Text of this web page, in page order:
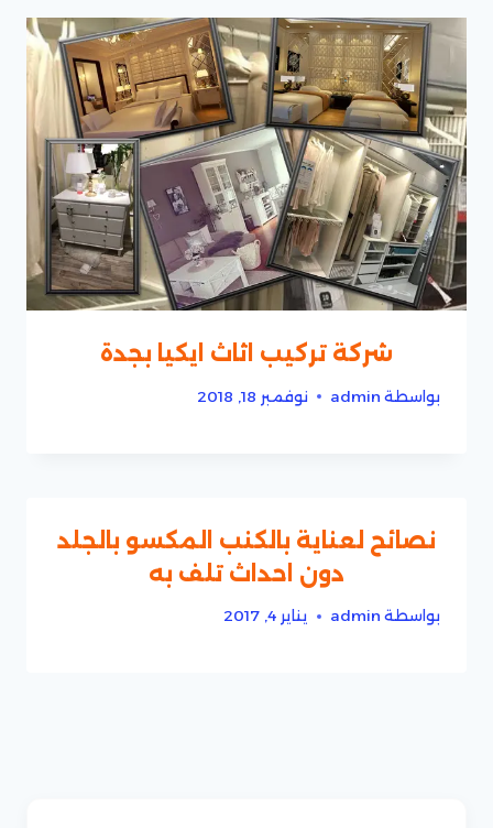
شركة تركيب اثاث ايكيا بجدة
بواسطة admin نوفمبر 18, 2018
نصائح لعناية بالكنب المكسو بالجلد
دون احداث تلف به
بواسطة admin يناير 4, 2017